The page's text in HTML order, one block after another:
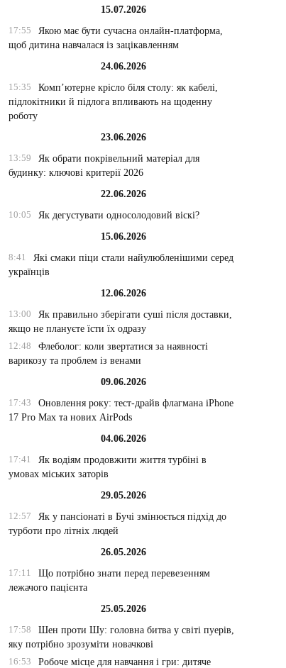
15.07.2026
17:55
Якою має бути сучасна онлайн-платформа,
щоб дитина навчалася із зацікавленням
24.06.2026
15:35
Комп’ютерне крісло біля столу: як кабелі,
підлокітники й підлога впливають на щоденну
роботу
23.06.2026
13:59
Як обрати покрівельний матеріал для
будинку: ключові критерії 2026
22.06.2026
10:05
Як дегустувати односолодовий віскі?
15.06.2026
8:41
Які смаки піци стали найулюбленішими серед
українців
12.06.2026
13:00
Як правильно зберігати суші після доставки,
якщо не плануєте їсти їх одразу
12:48
Флеболог: коли звертатися за наявності
варикозу та проблем із венами
09.06.2026
17:43
Оновлення року: тест-драйв флагмана iPhone
17 Pro Max та нових AirPods
04.06.2026
17:41
Як водіям продовжити життя турбіні в
умовах міських заторів
29.05.2026
12:57
Як у пансіонаті в Бучі змінюється підхід до
турботи про літніх людей
26.05.2026
17:11
Що потрібно знати перед перевезенням
лежачого пацієнта
25.05.2026
17:58
Шен проти Шу: головна битва у світі пуерів,
яку потрібно зрозуміти новачкові
16:53
Робоче місце для навчання і гри: дитяче